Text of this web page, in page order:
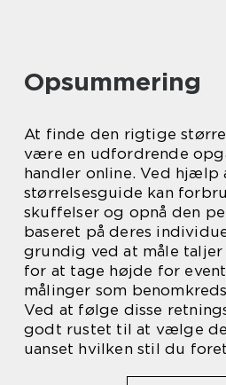
Opsummering
At finde den rigtige
være en udfordrende
handler online. Ved hjælp
størrelsesguide kan
skuffelser og opnå den
baseret på deres
grundig ved at måle
for at tage højde for
målinger som
Ved at følge disse
godt rustet til at vælge
uanset hvilken stil du